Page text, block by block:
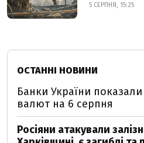
5 СЕРПНЯ, 15:25
ОСТАННІ НОВИНИ
Банки України
валют на 6 серпня
Росіяни атакували